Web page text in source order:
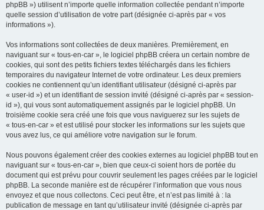
phpBB ») utilisent n’importe quelle information collectée pendant n’importe
quelle session d’utilisation de votre part (désignée ci-après par « vos
informations »).
Vos informations sont collectées de deux manières. Premièrement, en
naviguant sur « tous-en-car », le logiciel phpBB créera un certain nombre de
cookies, qui sont des petits fichiers textes téléchargés dans les fichiers
temporaires du navigateur Internet de votre ordinateur. Les deux premiers
cookies ne contiennent qu’un identifiant utilisateur (désigné ci-après par
« user-id ») et un identifiant de session invité (désigné ci-après par « session-
id »), qui vous sont automatiquement assignés par le logiciel phpBB. Un
troisième cookie sera créé une fois que vous naviguerez sur les sujets de
« tous-en-car » et est utilisé pour stocker les informations sur les sujets que
vous avez lus, ce qui améliore votre navigation sur le forum.
Nous pouvons également créer des cookies externes au logiciel phpBB tout en
naviguant sur « tous-en-car », bien que ceux-ci soient hors de portée du
document qui est prévu pour couvrir seulement les pages créées par le logiciel
phpBB. La seconde manière est de récupérer l’information que vous nous
envoyez et que nous collectons. Ceci peut être, et n’est pas limité à : la
publication de message en tant qu’utilisateur invité (désignée ci-après par